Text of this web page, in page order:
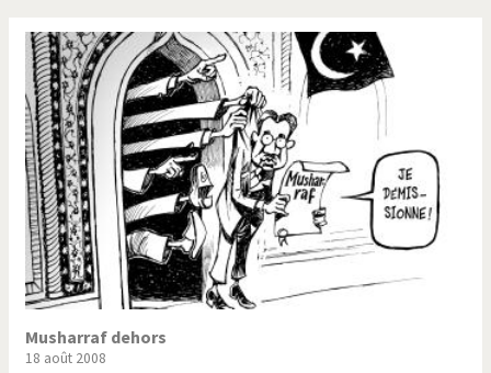
Musharraf dehors
18 août 2008